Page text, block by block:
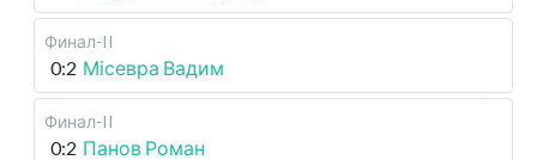
Финал-II
0:2 Місевра Вадим
Финал-II
0:2 Панов Роман